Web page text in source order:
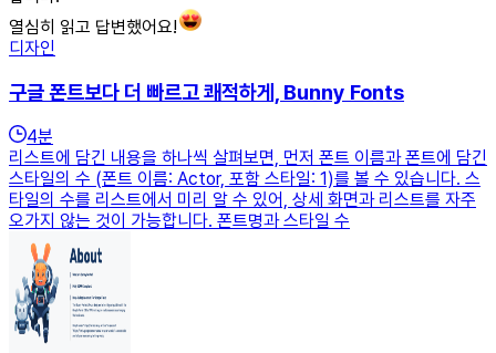
열심히 읽고 답변했어요!
디자인
구글 폰트보다 더 빠르고 쾌적하게, Bunny Fonts
4분
리스트에 담긴 내용을 하나씩 살펴보면, 먼저 폰트 이름과 폰트에 담긴
스타일의 수 (폰트 이름: Actor, 포함 스타일: 1)를 볼 수 있습니다. 스
타일의 수를 리스트에서 미리 알 수 있어, 상세 화면과 리스트를 자주
오가지 않는 것이 가능합니다. 폰트명과 스타일 수